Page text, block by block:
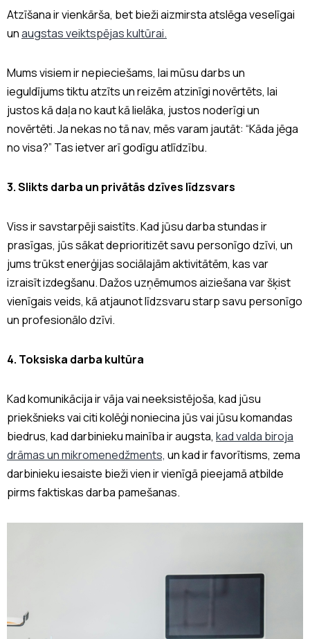
Atzīšana ir vienkārša, bet bieži aizmirsta atslēga veselīgai
unaugstas veiktspējas kultūrai.
Mums visiem ir nepieciešams, lai mūsu darbs un
ieguldījums tiktu atzīts un reizēm atzinīgi novērtēts, lai
justos kā daļa no kaut kā lielāka, justos noderīgi un
novērtēti. Ja nekas no tā nav, mēs varam jautāt: “Kāda jēga
no visa?” Tas ietver arī godīgu atlīdzību.
3. Slikts darba un privātās dzīves līdzsvars
Viss ir savstarpēji saistīts. Kad jūsu darba stundas ir
prasīgas, jūs sākat deprioritizēt savu personīgo dzīvi, un
jums trūkst enerģijas sociālajām aktivitātēm, kas var
izraisīt izdegšanu. Dažos uzņēmumos aiziešana var šķist
vienīgais veids, kā atjaunot līdzsvaru starp savu personīgo
un profesionālo dzīvi.
4. Toksiska darba kultūra
Kad komunikācija ir vāja vai neeksistējoša, kad jūsu
priekšnieks vai citi kolēģi noniecina jūs vai jūsu komandas
biedrus, kad darbinieku mainība ir augsta, kad valda biroja
drāmas un mikromenedžments, un kad ir favorītisms, zema
darbinieku iesaiste bieži vien ir vienīgā pieejamā atbilde
pirms faktiskas darba pamešanas.